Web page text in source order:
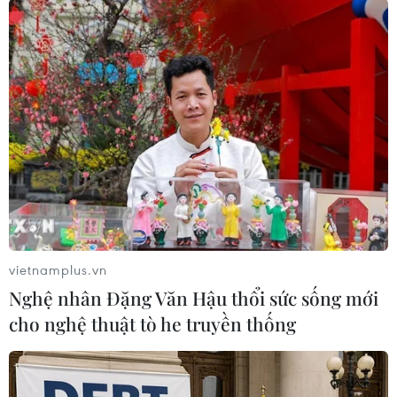
cung cấp thuốc và hiện đã khỏe.
Nhà chức trách không nêu nguyên nhân dẫn tới
vụ sập đường hầm, song khu vực này thường
hứng chịu lở đất, động đất và lũ lụt.
Chính phủ Ấn Độ cho biết đã sử dụng các kỹ
thuật thân thiện môi trường trong thiết kế để
đảm bảo an toàn tại các đoạn đường không ổn
định về địa chất./.
vietnamplus.vn
Nghệ nhân Đặng Văn Hậu thổi sức sống mới
cho nghệ thuật tò he truyền thống